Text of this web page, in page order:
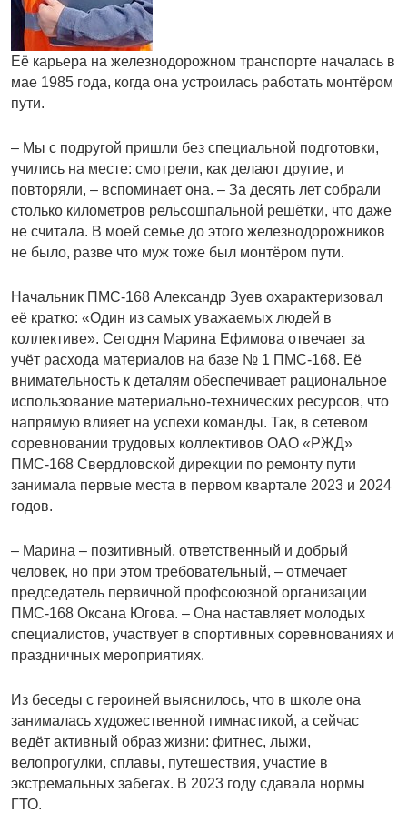
Её карьера на железнодорожном транспорте началась в
мае 1985 года, когда она устроилась работать монтёром
пути.
– Мы с подругой пришли без специальной подготовки,
учились на месте: смотрели, как делают другие, и
повторяли, – вспоминает она. – За десять лет собрали
столько километров рельсошпальной решётки, что даже
не считала. В моей семье до этого железнодорожников
не было, разве что муж тоже был монтёром пути.
Начальник ПМС-168 Александр Зуев охарактеризовал
её кратко: «Один из самых уважаемых людей в
коллективе». Сегодня Марина Ефимова отвечает за
учёт расхода материалов на базе № 1 ПМС-168. Её
внимательность к деталям обеспечивает рациональное
использование материально-технических ресурсов, что
напрямую влияет на успехи команды. Так, в сетевом
соревновании трудовых коллективов ОАО «РЖД»
ПМС-168 Свердловской дирекции по ремонту пути
занимала первые места в первом квартале 2023 и 2024
годов.
– Марина – позитивный, ответственный и добрый
человек, но при этом требовательный, – отмечает
председатель первичной профсоюзной организации
ПМС-168 Оксана Югова. – Она наставляет молодых
специалистов, участвует в спортивных соревнованиях и
праздничных мероприятиях.
Из беседы с героиней выяснилось, что в школе она
занималась художественной гимнастикой, а сейчас
ведёт активный образ жизни: фитнес, лыжи,
велопрогулки, сплавы, путешествия, участие в
экстремальных забегах. В 2023 году сдавала нормы
ГТО.